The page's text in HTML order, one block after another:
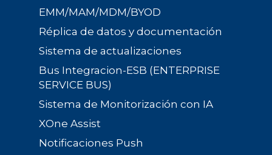
EMM/MAM/MDM/BYOD
Réplica de datos y documentación
Sistema de actualizaciones
Bus Integracion-ESB (ENTERPRISE
SERVICE BUS)
Sistema de Monitorización con IA
XOne Assist
Notificaciones Push